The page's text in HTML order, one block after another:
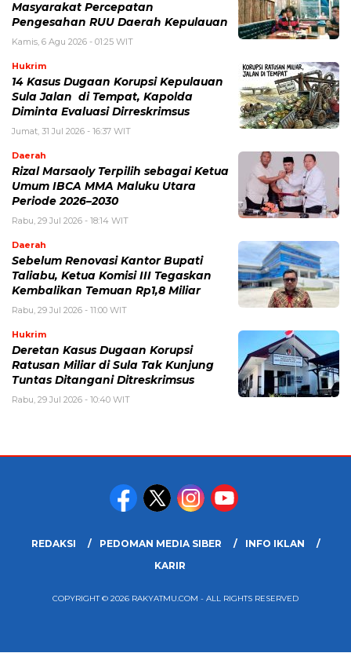
Masyarakat Percepatan
Pengesahan RUU Daerah Kepulauan
Kamis, 6 Agu 2026 - 01:25 WIT
Hukrim
14 Kasus Dugaan Korupsi Kepulauan
Sula Jalan di Tempat, Kapolda
Diminta Evaluasi Dirreskrimsus
Jumat, 31 Jul 2026 - 16:37 WIT
Daerah
Rizal Marsaoly Terpilih sebagai Ketua
Umum IBCA MMA Maluku Utara
Periode 2026–2030
Rabu, 29 Jul 2026 - 18:14 WIT
Daerah
Sebelum Renovasi Kantor Bupati
Taliabu, Ketua Komisi III Tegaskan
Kembalikan Temuan Rp1,8 Miliar
Rabu, 29 Jul 2026 - 11:00 WIT
Hukrim
Deretan Kasus Dugaan Korupsi
Ratusan Miliar di Sula Tak Kunjung
Tuntas Ditangani Ditreskrimsus
Rabu, 29 Jul 2026 - 10:40 WIT
REDAKSI PEDOMAN MEDIA SIBER
INFO IKLAN
KARIR
COPYRIGHT © 2026 RAKYATMU.COM - ALL RIGHTS RESERVED